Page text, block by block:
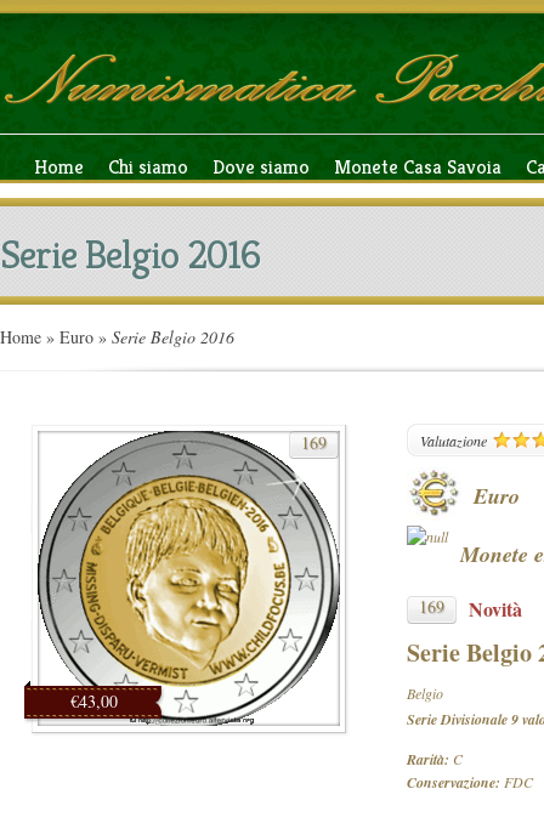
Home Chi siamo Dove siamo Monete Casa Savoia
Serie Belgio 2016
Home » Euro » Serie Belgio 2016
€43,00
169 Valutazione
Euro
Monete
169 Novità
Serie Belgio
Belgio
Serie Divisionale 9
Rarità: C
Conservazione: FDC